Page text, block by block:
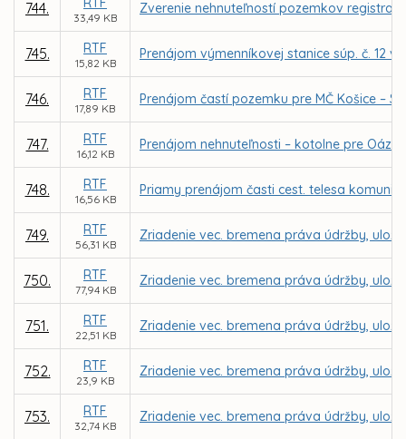
744.
33,49 KB
Zverenie nehnuteľností pozemkov registra
745. RTF
15,82 KB
Prenájom výmenníkovej stanice súp. č. 12 v
746. RTF
17,89 KB
Prenájom častí pozemku pre MČ Košice –
747. RTF
16,12 KB
Prenájom nehnuteľnosti – kotolne pre
748. RTF
16,56 KB
Priamy prenájom časti cest. telesa
749. RTF
56,31 KB
Zriadenie vec. bremena práva údržby,
750. RTF
77,94 KB
Zriadenie vec. bremena práva údržby,
751. RTF
22,51 KB
Zriadenie vec. bremena práva údržby,
752. RTF
23,9 KB
Zriadenie vec. bremena práva údržby,
753. RTF
32,74 KB
Zriadenie vec. bremena práva údržby,